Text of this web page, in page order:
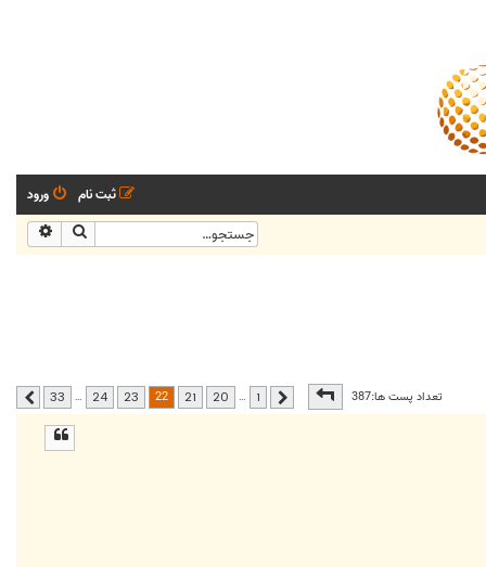
ورود
ثبت نام
جستجو
تعداد پست ها:387صفحه22 از33 قبلی 1
…
20
21
22
23
24
…
33 بعدی